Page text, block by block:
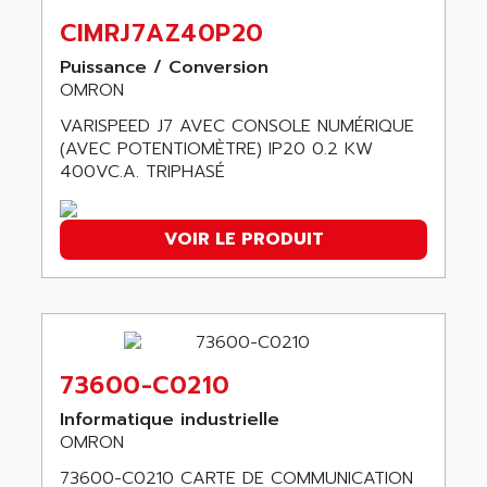
SMC500
SMC200 / 500
PLC-5
NC
SYSMAC
SERVO MOTOR
PERMANENT MAGNET MOTOR
MASAP
BSM SERIE
SIMODRIVE 210
SIMODRIVE 610
SIMODRIVE 650
SIMOREG
SINUMERIK 800
ACIM JOUANIN
ACINDUCTO
ACKSYS
ACMA
ACOBAL
ACOPIAN
ACROMAG
ACS
ACS MOTION CONTROL
ACT KERN
ACTIA
CIMRJ7AZ40P20
Puissance / Conversion
OMRON
VARISPEED J7 AVEC CONSOLE NUMÉRIQUE
(AVEC POTENTIOMÈTRE) IP20 0.2 KW
400VC.A. TRIPHASÉ
VOIR LE PRODUIT
73600-C0210
Informatique industrielle
OMRON
73600-C0210 CARTE DE COMMUNICATION